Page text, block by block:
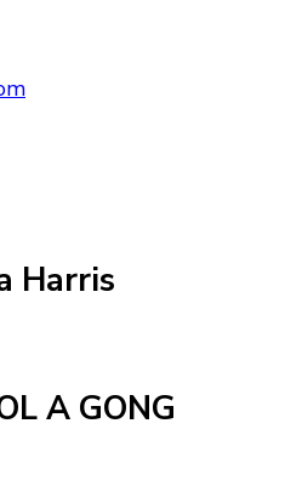
Harris
A GONG